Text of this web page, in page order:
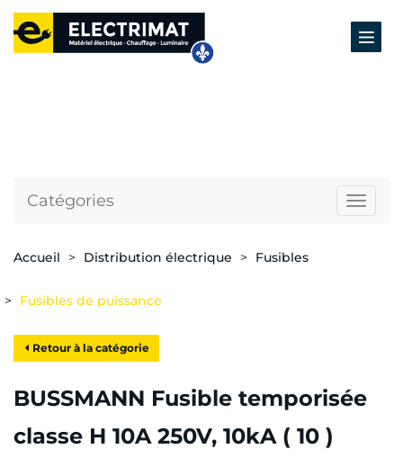
Catégories
Accueil Distribution électrique Fusibles
Fusibles de puissance
Retour à la catégorie
BUSSMANN Fusible temporisée
classe H 10A 250V, 10kA ( 10 )